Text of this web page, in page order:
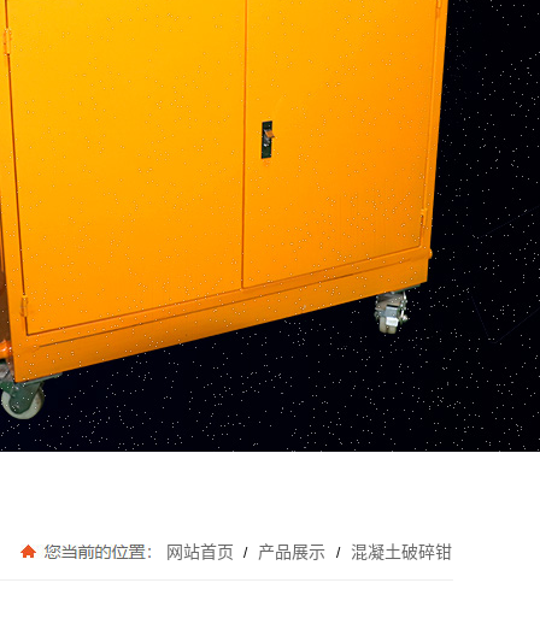
网站首页 / 产品展示 / 混凝土破碎钳